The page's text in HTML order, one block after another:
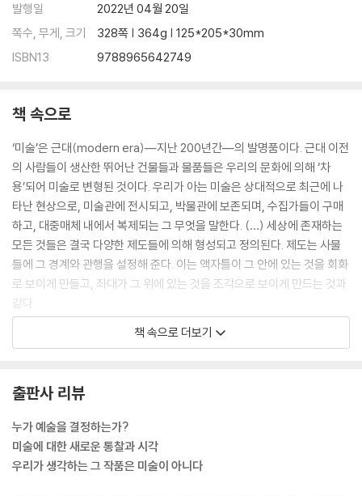
발행일
2022년 04월 20일
쪽수, 무게, 크기
328쪽 | 364g | 125*205*30mm
ISBN13
9788965642749
책 속으로
‘미술’은 근대(modern era)―지난 200년간―의 발명품이다. 근대 이전
의 사람들이 생산한 뛰어난 건물들과 물품들은 우리의 문화에 의해 ‘차
용’되어 미술로 변형된 것이다. 우리가 아는 미술은 상대적으로 최근에 나
타난 현상으로, 미술관에 전시되고, 박물관에 보존되며, 수집가들이 구매
하고, 대중매체 내에서 복제되는 그 무엇을 말한다. (…) 세상에 존재하는
모든 것들은 결국 다양한 제도들에 의해 형성되고 정의된다. 제도는 사물
들에 그 경계와 관행을 설정해 준다. 이는 액자틀이 그 안에 있는 것을 회화
로 보이게 만들고, 좌대가 그 위에 있는 것을 조각으로 보이게 만드는 것과
같다.
--- p.28
퀴나스는 조각과 회화를 만드는 기술 외에도 제화(shoemaking), 요리,
곡예, 문법의 기술에 대해 쓰고 있다. 회화, 조각 및 건축은 무엇을 만드는
일상기술(mechanical arts)의 한 부분으로 여겨졌다. 일곱 가지 정규 일
상기술은 이외에도 항해술과 의학, 농경을 포함하는 것이었다.
책 속으로 더보기
출판사 리뷰
누가 예술을 결정하는가?
미술에 대한 새로운 통찰과 시각
우리가 생각하는 그 작품은 미술이 아니다